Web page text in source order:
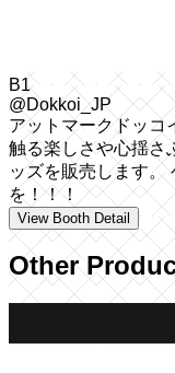
B1
@Dokkoi_JP
アットマークドッコ
触る楽しさや心揺さ
ッズを販売します。
を！！！
View Booth Detail
Other